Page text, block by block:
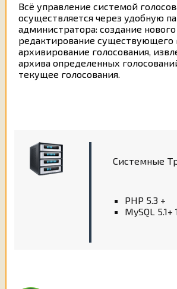
Всё управление системой
осуществляется через удобную
администратора: создание нового
редактирование существующего
архивирование голосования,
архива определенных
текущее голосования.
Системные
PHP 5.3 +
MySQL 5.1+